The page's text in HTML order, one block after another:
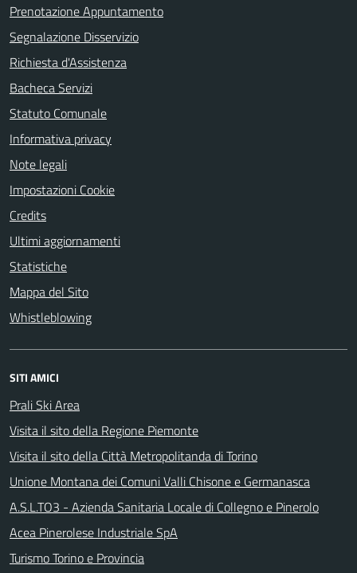
Prenotazione Appuntamento
Segnalazione Disservizio
Richiesta d'Assistenza
Bacheca Servizi
Statuto Comunale
Informativa privacy
Note legali
Impostazioni Cookie
Credits
Ultimi aggiornamenti
Statistiche
Mappa del Sito
Whistleblowing
SITI AMICI
Prali Ski Area
Visita il sito della Regione Piemonte
Visita il sito della Città Metropolitanda di Torino
Unione Montana dei Comuni Valli Chisone e Germanasca
A.S.L.TO3 - Azienda Sanitaria Locale di Collegno e Pinerolo
Acea Pinerolese Industriale SpA
Turismo Torino e Provincia